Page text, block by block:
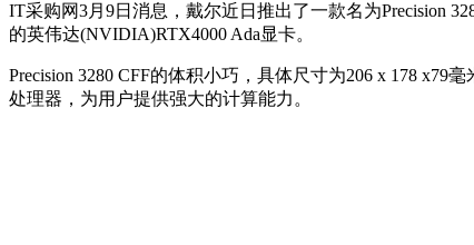
IT采购网3月9日消息，戴尔近日推出了一款名为Precision
的英伟达(NVIDIA)RTX4000 Ada显卡。
Precision 3280 CFF的体积小巧，具体尺寸为206 x 178
处理器，为用户提供强大的计算能力。